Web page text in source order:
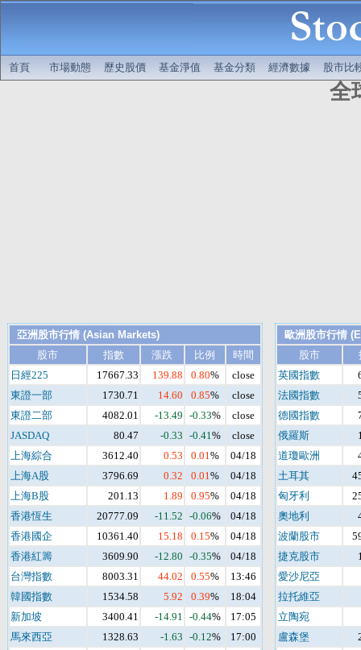
首頁 市場動態 歷史股價 基金淨值 基金分類 經濟數據 股市比
全
亞洲股市行情 (Asian Markets)
股市
指數 漲跌 比例
時間
日經225
17667.33 139.88 0.80%
close
東證一部
1730.71 14.60 0.85%
close
東證二部
4082.01 -13.49 -0.33%
close
JASDAQ
80.47 -0.33 -0.41%
close
上海綜合
3612.40 0.53 0.01%
04/18
上海A股
3796.69 0.32 0.01%
04/18
上海B股
201.13 1.89 0.95%
04/18
香港恆生
20777.09 -11.52 -0.06%
04/18
香港國企
10361.40 15.18 0.15%
04/18
香港紅籌
3609.90 -12.80 -0.35%
04/18
台灣指數
8003.31 44.02 0.55%
13:46
韓國指數
1534.58 5.92 0.39%
18:04
新加坡
3400.41 -14.91 -0.44%
17:05
馬來西亞
1328.63 -1.63 -0.12%
17:00
歐洲股市行情
股市
英國指數
法國指數
德國指數
俄羅斯
道瓊歐洲
土耳其
匈牙利
奧地利
波蘭股市
捷克股市
愛沙尼亞
拉托維亞
立陶宛
盧森堡